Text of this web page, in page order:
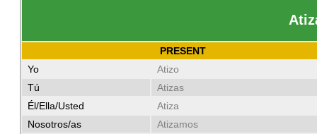
PRESENT
Yo
Atizo
Tú
Atizas
Él/Ella/Usted
Atiza
Nosotros/as
Atizamos